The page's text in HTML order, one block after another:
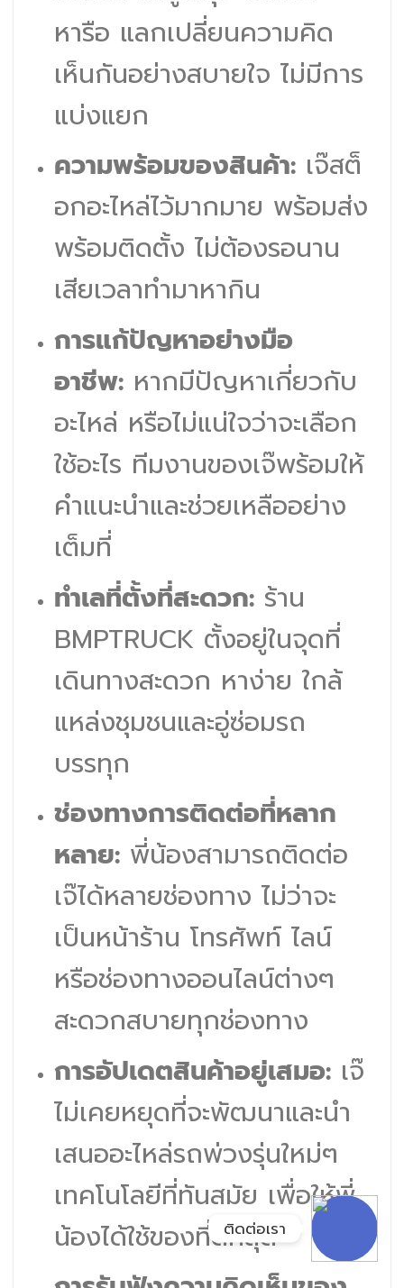
หารือ แลกเปลี่ยนความคิด
เห็นกันอย่างสบายใจ ไม่มีการ
แบ่งแยก
ความพร้อมของสินค้า:เจ๊สต็
อกอะไหล่ไว้มากมาย พร้อมส่ง
พร้อมติดตั้ง ไม่ต้องรอนาน
เสียเวลาทำมาหากิน
การแก้ปัญหาอย่างมือ
อาชีพ:หากมีปัญหาเกี่ยวกับ
อะไหล่ หรือไม่แน่ใจว่าจะเลือก
ใช้อะไร ทีมงานของเจ๊พร้อมให้
คำแนะนำและช่วยเหลืออย่าง
เต็มที่
ทำเลที่ตั้งที่สะดวก:ร้าน
BMPTRUCK ตั้งอยู่ในจุดที่
เดินทางสะดวก หาง่าย ใกล้
แหล่งชุมชนและอู่ซ่อมรถ
บรรทุก
ช่องทางการติดต่อที่หลาก
หลาย:พี่น้องสามารถติดต่อ
เจ๊ได้หลายช่องทาง ไม่ว่าจะ
เป็นหน้าร้าน โทรศัพท์ ไลน์
หรือช่องทางออนไลน์ต่างๆ
สะดวกสบายทุกช่องทาง
การอัปเดตสินค้าอยู่เสมอ:เจ๊
ไม่เคยหยุดที่จะพัฒนาและนำ
เสนออะไหล่รถพ่วงรุ่นใหม่ๆ
เทคโนโลยีที่ทันสมัย เพื่อให้พี่
น้องได้ใช้ของที่ดีที่สุด
Line
Phone
Google Map
อีเมล
ลิงก์ปรับแต่ง
ติดต่อเรา